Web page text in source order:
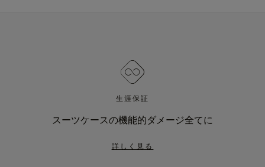
生涯保証
スーツケースの機能的ダメージ全てに
詳しく見る